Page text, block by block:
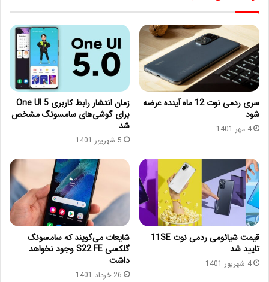
سری ردمی نوت 12 ماه آینده عرضه
شود
4 مهر 1401
زمان انتشار رابط کاربری One UI 5
برای گوشی‌های سامسونگ مشخص
شد
5 شهریور 1401
قیمت شیائومی ردمی نوت 11SE
تایید شد
4 شهریور 1401
شایعات می‌گویند که سامسونگ
گلکسی S22 FE وجود نخواهد
داشت
26 خرداد 1401